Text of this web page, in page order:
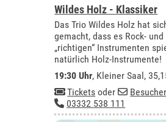
Wildes Holz - Klassiker
Das Trio Wildes Holz hat
gemacht, dass es Rock-
„richtigen“ Instrumenten
natürlich Holz-Instrumente!
19:30 Uhr, Kleiner Saal ,
Tickets oder
03332 538 111